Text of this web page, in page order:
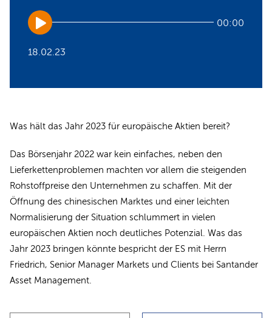
Audio
Player
00:00
18.02.23
Was hält das Jahr 2023 für europäische Aktien bereit?
Das Börsenjahr 2022 war kein einfaches, neben den
Lieferkettenproblemen machten vor allem die steigenden
Rohstoffpreise den Unternehmen zu schaffen. Mit der
Öffnung des chinesischen Marktes und einer leichten
Normalisierung der Situation schlummert in vielen
europäischen Aktien noch deutliches Potenzial. Was das
Jahr 2023 bringen könnte bespricht der ES mit Herrn
Friedrich, Senior Manager Markets und Clients bei Santander
Asset Management.